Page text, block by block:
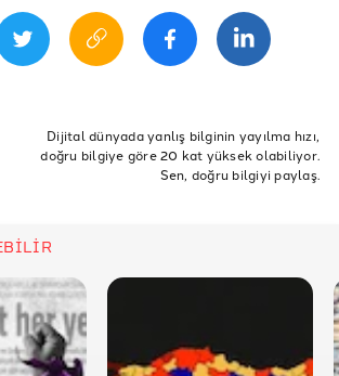
Doğruluk İstanbul
DP
İstanbul Atölyesi DP Atölyesi
Dijital dünyada yanlış bilginin yayılma hızı,
doğru bilgiye göre 20 kat yüksek olabiliyor.
Sen, doğru bilgiyi paylaş.